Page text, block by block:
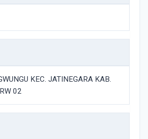
KEC. JATINEGARA KAB.
02